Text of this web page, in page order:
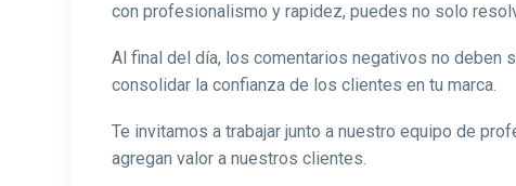
con profesionalismo y rapidez, puedes no solo
Al final del día, los comentarios negativos no deben
consolidar la confianza de los clientes en tu marca.
Te invitamos a trabajar junto a nuestro equipo de
agregan valor a nuestros clientes.